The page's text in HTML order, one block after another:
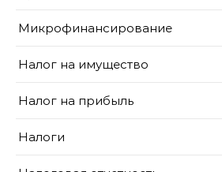
Микрофинансирование
Налог на имущество
Налог на прибыль
Налоги